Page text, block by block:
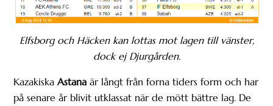
Elfsborg och Häcken kan lottas mot lagen till vänster,
dock ej Djurgården.
KazakiskaAstana är långt från forna tiders form och har
på senare år blivit utklassat när de mött bättre lag. De